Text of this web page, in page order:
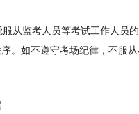
从监考人员等考试工作人员
。如不遵守考场纪律，不服